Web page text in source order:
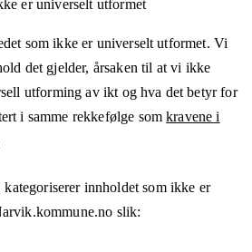
er universelt utformet
som ikke er universelt utformet. Vi
det gjelder, årsaken til at vi ikke
utforming av ikt og hva det betyr for
i samme rekkefølge somkravene i
kategoriserer innholdet som ikke er
slik: